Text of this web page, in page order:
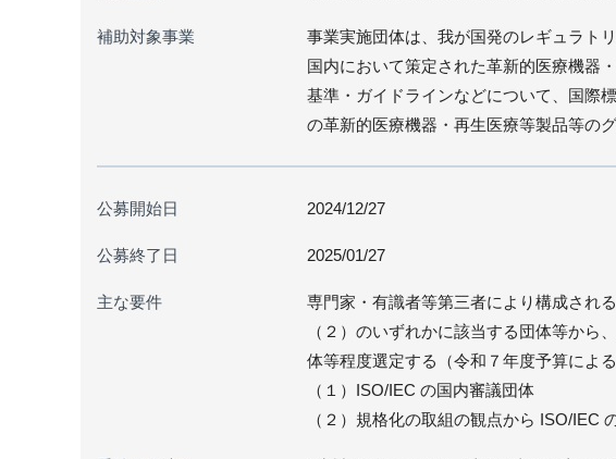
補助対象事業
事業実施団体は、我が国発のレギュラト
国内において策定された革新的医療機器
基準・ガイドラインなどについて、国際
の革新的医療機器・再生医療等製品等の
公募開始日 2024/12/27
公募終了日 2025/01/27
主な要件
専門家・有識者等第三者により構成され
（２）のいずれかに該当する団体等から
体等程度選定する（令和７年度予算による
（１）ISO/IEC の国内審議団体
（２）規格化の取組の観点から ISO/IEC